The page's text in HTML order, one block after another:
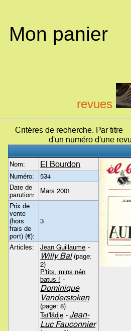
Mon panier
revues
Critères de recherche: Par
d'un numéro d'une
Nom: El Bourdon
Numéro:
534
Date de
parution:
Mars 2001
Prix de
vente
(hors
frais de
port) (€):
3
Articles: Jean Guillaume -
Willy Bal(page:
2)
P'tits, mins nén
batus ! -
Dominique
Vanderstoken
(page: 8)
Tat'lâdje -Jean-
Luc Fauconnier